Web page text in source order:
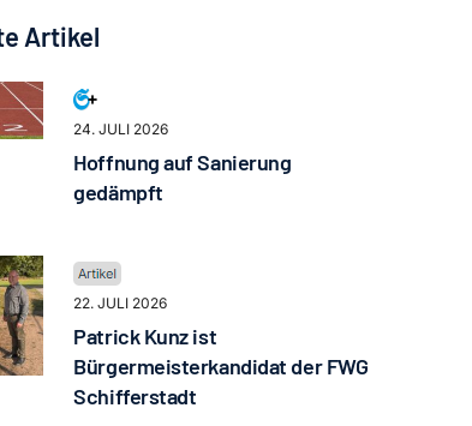
Artikel
24. JULI 2026
Hoffnung auf Sanierung
gedämpft
22. JULI 2026
Patrick Kunz ist
Bürgermeisterkandidat der FWG
Schifferstadt